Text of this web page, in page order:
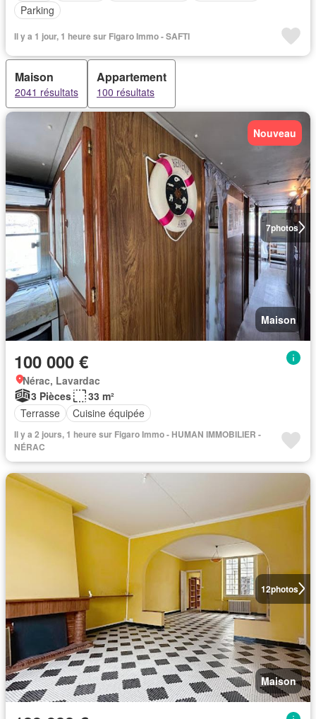
Parking
Il y a 1 jour, 1 heure sur Figaro Immo - SAFTI
Maison
2041 résultats
Appartement
100 résultats
7photos
Nouveau
Maison
100 000 €
Nérac, Lavardac
3 Pièces
33 m²
Terrasse
Cuisine équipée
Il y a 2 jours, 1 heure sur Figaro Immo - HUMAN IMMOBILIER -
NÉRAC
12photos
Maison